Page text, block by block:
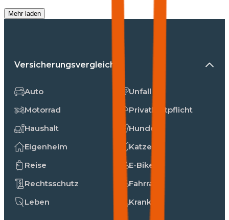
Mehr laden
Versicherungsvergleiche
Auto
Motorrad
Haushalt
Eigenheim
Reise
Rechtsschutz
Leben
Unfall
Privathaftpflicht
Hunde
Katzen
E-Bike
Fahrrad
Kranken